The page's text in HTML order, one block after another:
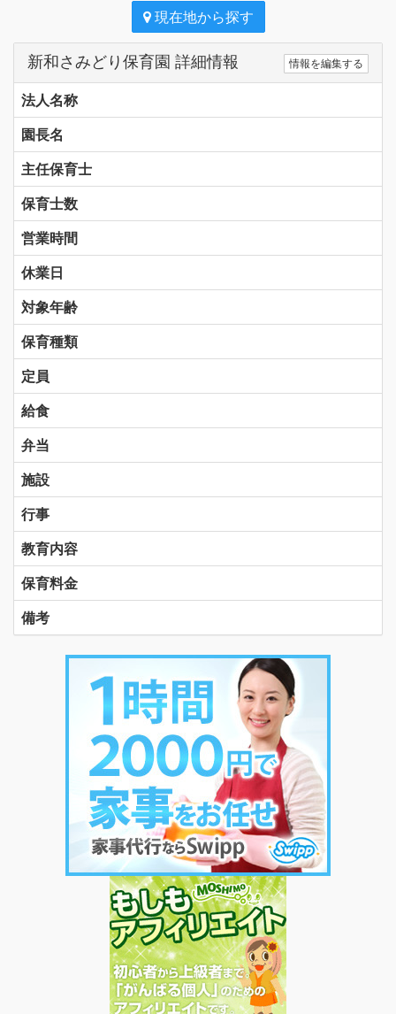
現在地から探す
新和さみどり保育園 詳細情報 情報を編集する
法人名称
園長名
主任保育士
保育士数
営業時間
休業日
対象年齢
保育種類
定員
給食
弁当
施設
行事
教育内容
保育料金
備考